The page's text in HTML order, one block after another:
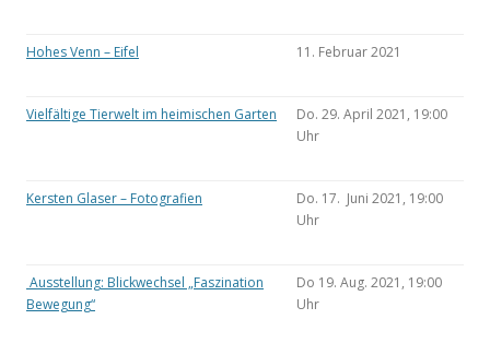
Hohes Venn – Eifel 11. Februar 2021
Vielfältige Tierwelt im heimischen Garten
Do. 29. April 2021, 19:00
Uhr
Kersten Glaser – Fotografien
Do. 17. Juni 2021, 19:00
Uhr
Ausstellung: Blickwechsel „Faszination
Bewegung“
Do 19. Aug. 2021, 19:00
Uhr